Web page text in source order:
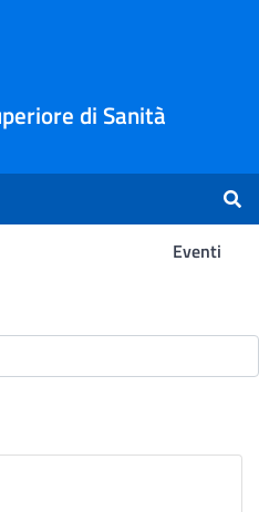
di Sanità
Eventi
Ricerca -